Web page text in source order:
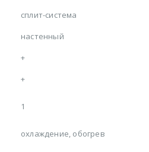
сплит-система
настенный
+
+
1
охлаждение, обогрев